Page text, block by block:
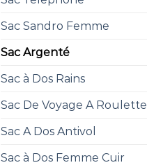
Sac Sandro Femme
Sac Argenté
Sac à Dos Rains
Sac De Voyage A Roulette
Sac A Dos Antivol
Sac à Dos Femme Cuir